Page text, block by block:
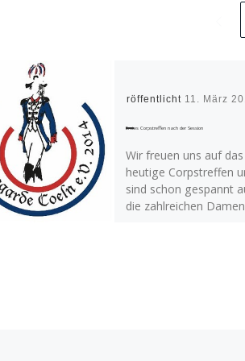
Veröffentlicht 11. März
Erstes Corpstreffen nach der Session
Wir freuen uns auf das
heutige Corpstreffen
sind schon gespannt
die zahlreichen